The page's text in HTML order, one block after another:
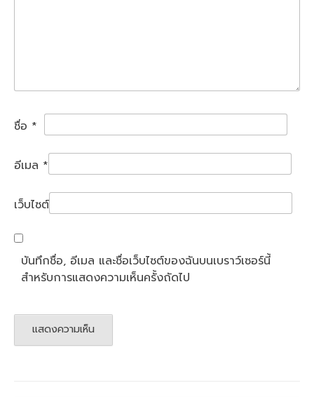
ชื่อ *
อีเมล *
เว็บไซต์
บันทึกชื่อ, อีเมล และชื่อเว็บไซต์ของฉันบนเบราว์เซอร์นี้
สำหรับการแสดงความเห็นครั้งถัดไป